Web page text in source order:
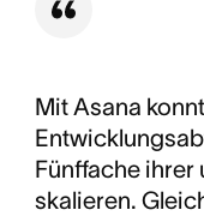
Mit Asana
Fünffache
skalieren.